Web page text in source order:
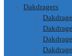
Dakdragers